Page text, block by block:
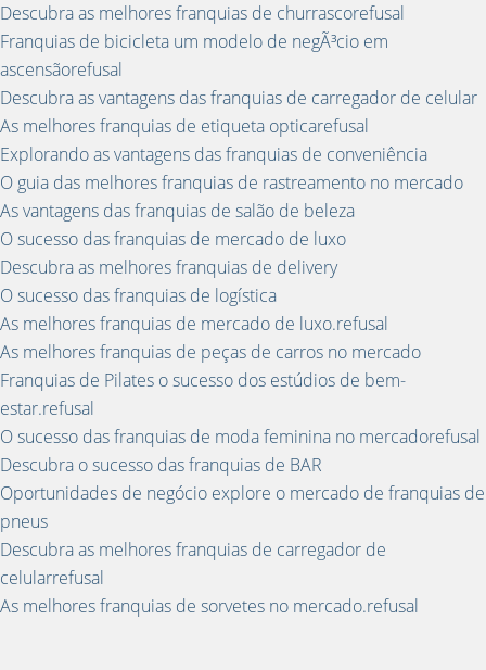
Descubra as melhores franquias de churrascorefusal
Franquias de bicicleta um modelo de negÃ³cio em
ascensãorefusal
Descubra as vantagens das franquias de carregador de celular
As melhores franquias de etiqueta opticarefusal
Explorando as vantagens das franquias de conveniência
O guia das melhores franquias de rastreamento no mercado
As vantagens das franquias de salão de beleza
O sucesso das franquias de mercado de luxo
Descubra as melhores franquias de delivery
O sucesso das franquias de logística
As melhores franquias de mercado de luxo.refusal
As melhores franquias de peças de carros no mercado
Franquias de Pilates o sucesso dos estúdios de bem-
estar.refusal
O sucesso das franquias de moda feminina no mercadorefusal
Descubra o sucesso das franquias de BAR
Oportunidades de negócio explore o mercado de franquias de
pneus
Descubra as melhores franquias de carregador de
celularrefusal
As melhores franquias de sorvetes no mercado.refusal